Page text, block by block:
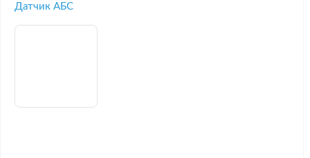
Датчик АБС